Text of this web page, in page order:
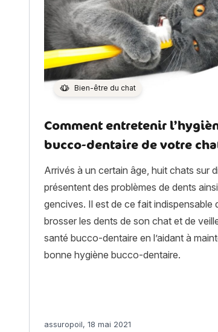
Bien-être du chat
Comment entretenir
bucco-dentaire de votre
Arrivés à un certain âge, huit chats sur
présentent des problèmes de dents
gencives. Il est de ce fait indispensable
brosser les dents de son chat et de
santé bucco-dentaire en l’aidant à
bonne hygiène bucco-dentaire.
Article rédigé par
assuropoil, 18 mai 2021